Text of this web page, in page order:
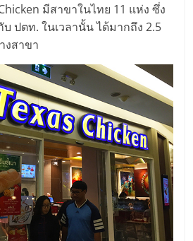
มีสาขาในไทย 11 แห่ง ซึ่ง
ปตท. ในเวลานั้น ได้มากถึง 2.5
งสาขา